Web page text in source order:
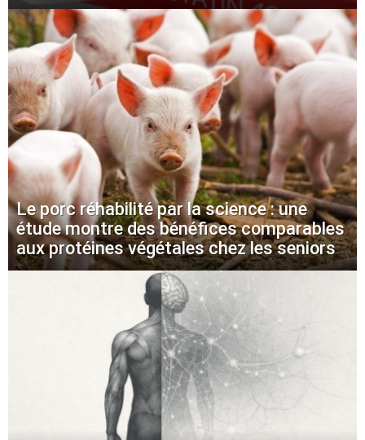
Le porc réhabilité par la science : une
étude montre des bénéfices comparables
aux protéines végétales chez les seniors